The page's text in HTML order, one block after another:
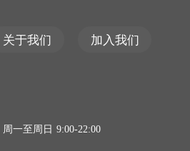
关于我们 加入我们
一至周日 9:00-22:00